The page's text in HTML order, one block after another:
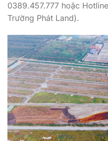
0389.457.777 hoặc
Trường Phát Land).